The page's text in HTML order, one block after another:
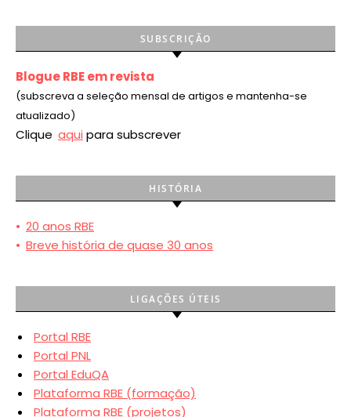
SUBSCRIÇÃO
Blogue RBE em revista
(subscreva a seleção mensal de artigos e mantenha-se
atualizado)
Clique aqui para subscrever
HISTÓRIA
• 20 anos RBE
• Breve história de quase 30 anos
LIGAÇÕES ÚTEIS
Portal RBE
Portal PNL
Portal EduQA
Plataforma RBE (formação)
Plataforma RBE (projetos)